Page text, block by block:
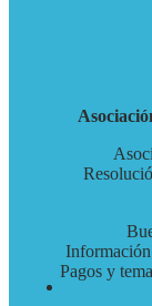
Información
Pagos y